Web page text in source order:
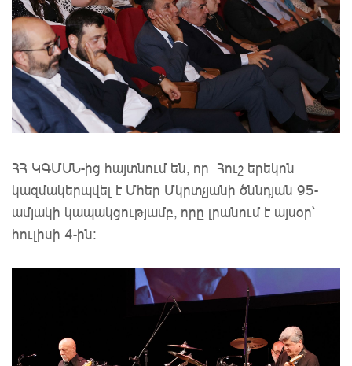
ՀՀ ԿԳՄՍՆ-ից հայտնում են, որ Հուշ երեկոն
կազմակերպվել է Մհեր Մկրտչյանի ծննդյան 95-
ամյակի կապակցությամբ, որը լրանում է այսօր՝
հուլիսի 4-ին։